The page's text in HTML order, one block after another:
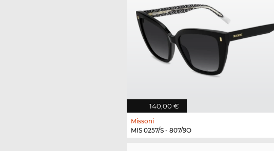
140,00 €
Missoni
MIS 0257/S - 807/9O